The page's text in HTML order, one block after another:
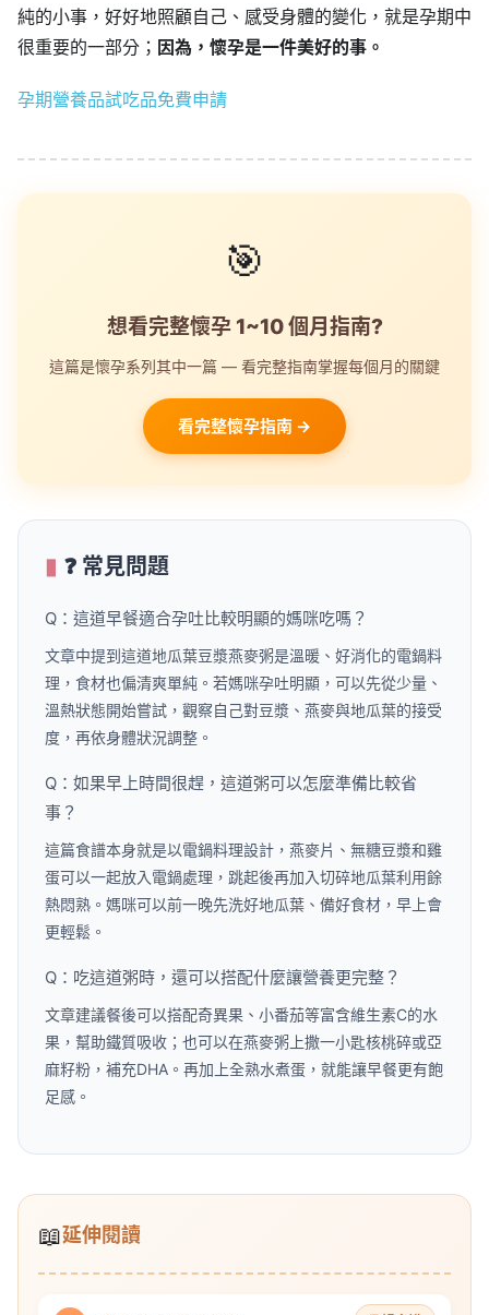
純的小事，好好地照顧自己、感受身體的變化，就是孕期中
很重要的一部分； 因為，懷孕是一件美好的事。
孕期營養品試吃品免費申請
🎯
想看完整懷孕 1~10 個月指南?
這篇是懷孕系列其中一篇 — 看完整指南掌握每個月的關鍵
看完整懷孕指南 →
❓ 常見問題
Q：這道早餐適合孕吐比較明顯的媽咪吃嗎？
文章中提到這道地瓜葉豆漿燕麥粥是溫暖、好消化的電鍋料
理，食材也偏清爽單純。若媽咪孕吐明顯，可以先從少量、
溫熱狀態開始嘗試，觀察自己對豆漿、燕麥與地瓜葉的接受
度，再依身體狀況調整。
Q：如果早上時間很趕，這道粥可以怎麼準備比較省
事？
這篇食譜本身就是以電鍋料理設計，燕麥片、無糖豆漿和雞
蛋可以一起放入電鍋處理，跳起後再加入切碎地瓜葉利用餘
熱悶熟。媽咪可以前一晚先洗好地瓜葉、備好食材，早上會
更輕鬆。
Q：吃這道粥時，還可以搭配什麼讓營養更完整？
文章建議餐後可以搭配奇異果、小番茄等富含維生素C的水
果，幫助鐵質吸收；也可以在燕麥粥上撒一小匙核桃碎或亞
麻籽粉，補充DHA。再加上全熟水煮蛋，就能讓早餐更有飽
足感。
📖延伸閱讀